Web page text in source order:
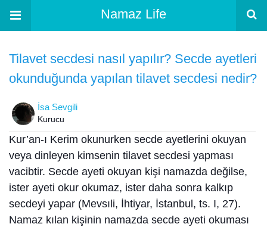
Namaz Life
Tilavet secdesi nasıl yapılır? Secde ayetleri
okunduğunda yapılan tilavet secdesi nedir?
İsa Sevgili
Kurucu
Kur’an-ı Kerim okunurken secde ayetlerini okuyan
veya dinleyen kimsenin tilavet secdesi yapması
vacibtir. Secde ayeti okuyan kişi namazda değilse,
ister ayeti okur okumaz, ister daha sonra kalkıp
secdeyi yapar (Mevsıli, İhtiyar, İstanbul, ts. I, 27).
Namaz kılan kişinin namazda secde ayeti okuması